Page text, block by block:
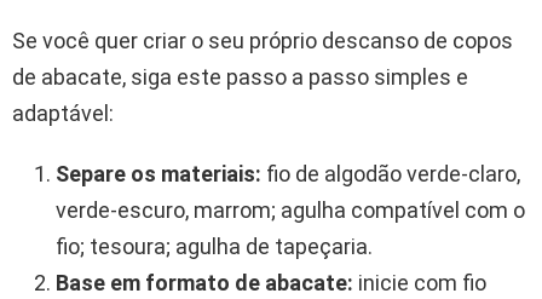
Se você quer criar o seu próprio descanso de copos
de abacate, siga este passo a passo simples e
adaptável:
Separe os materiais: fio de algodão verde-claro,
verde-escuro, marrom; agulha compatível com o
fio; tesoura; agulha de tapeçaria.
Base em formato de abacate: inicie com fio